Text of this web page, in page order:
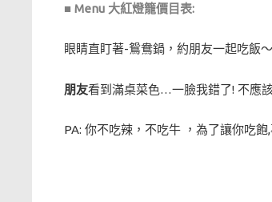
■ Menu 大紅燈籠價目表:
眼睛直盯著-鴛鴦鍋，約朋友一起吃飯
朋友看到滿桌菜色…一臉我錯了! 不應
PA: 你不吃辣，不吃牛 ，為了讓你吃